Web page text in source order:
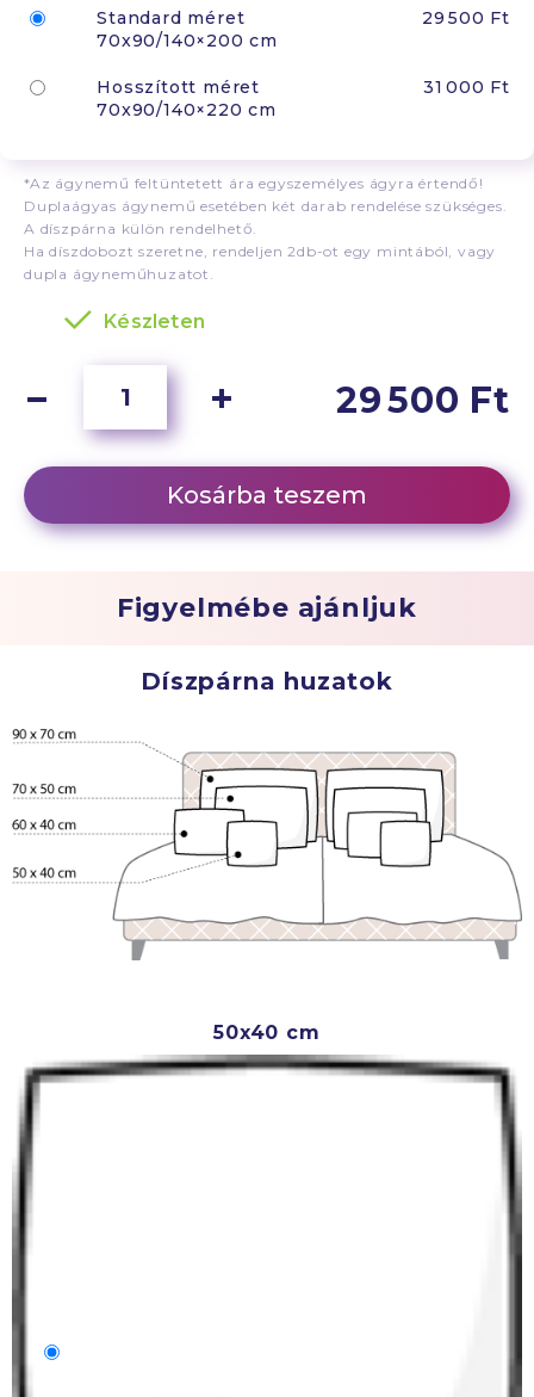
Standard méret
70x90/140×200 cm
29 500 Ft
Hosszított méret
70x90/140×220 cm
31 000 Ft
*Az ágynemű feltüntetett ára egyszemélyes ágyra értendő!
Duplaágyas ágynemű esetében két darab rendelése szükséges.
A díszpárna külön rendelhető.
Ha díszdobozt szeretne, rendeljen 2db-ot egy mintából, vagy
dupla ágyneműhuzatot.
Készleten
29 500 Ft
Kosárba teszem
Figyelmébe ajánljuk
Díszpárna huzatok
50x40 cm